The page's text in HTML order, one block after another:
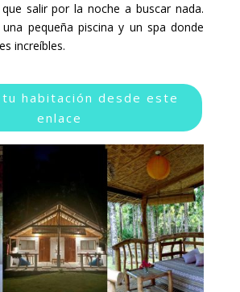
salir por la noche a buscar nada.
pequeña piscina y un spa donde
increíbles.
tu habitación desde este
enlace